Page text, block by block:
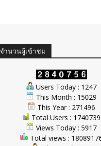
จำนวนผู้เข้าชม
Users Today : 1247
This Month : 15029
This Year : 271496
Total Users : 1740739
Views Today : 5917
Total views :